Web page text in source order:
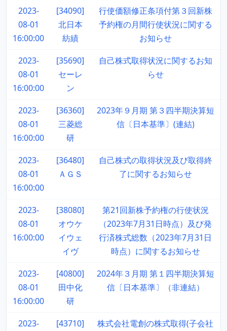
2023-
08-01
16:00:00
[34090]
北日本
紡績
行使価額修正条項付第３回新株
予約権の月間行使状況に関する
お知らせ
2023-
08-01
16:00:00
[35690]
セーレ
ン
自己株式取得状況に関するお知
らせ
2023-
08-01
16:00:00
[36360]
三菱総
研
2023年９月期 第３四半期決算短
信〔日本基準〕(連結)
2023-
08-01
16:00:00
[36480]
ＡＧＳ
自己株式の取得状況及び取得終
了に関するお知らせ
2023-
08-01
16:00:00
[38080]
オウケ
イウェ
イヴ
第21回新株予約権の行使状況
（2023年7月31日時点）及び発
行済株式総数（2023年7月31日
時点）に関するお知らせ
2023-
08-01
16:00:00
[40800]
田中化
研
2024年３月期 第１四半期決算短
信〔日本基準〕（非連結）
2023-
[43710]
株式会社電創の株式取得(子会社